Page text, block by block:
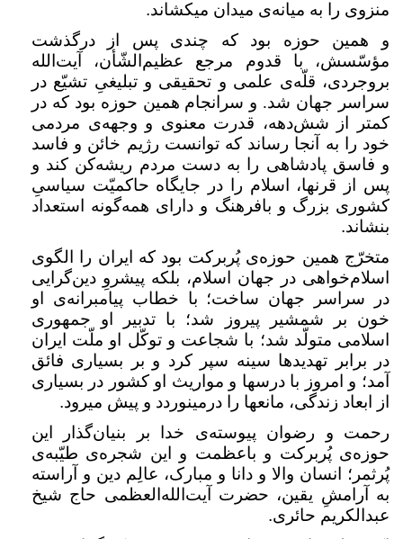
منزوی را به میانه‌ی میدان میکشاند.
و همین حوزه بود که چندی پس از درگذشت
مؤسّسش، با قدوم مرجع عظیم‌الشّأن، آیت‌الله
بروجردی، قلّه‌ی علمی و تحقیقی و تبلیغیِ تشیّع در
سراسر جهان شد. و سرانجام همین حوزه بود که در
کمتر از شش‌دهه، قدرت معنوی و وجهه‌ی مردمی
خود را به آنجا رساند که توانست رژیم خائن و فاسد
و فاسق پادشاهی را به دست مردم ریشه‌کن کند و
پس از قرنها، اسلام را در جایگاه حاکمیّت سیاسیِ
کشوری بزرگ و بافرهنگ و دارای همه‌گونه استعداد
بنشاند.
متخرّج همین حوزه‌ی پُربرکت بود که ایران را الگوی
اسلام‌خواهی در جهان اسلام، بلکه پیشروِ دین‌گرایی
در سراسر جهان ساخت؛ با خطاب پیامبرانه‌ی او
خون بر شمشیر پیروز شد؛ با تدبیر او جمهوری
اسلامی متولّد شد؛ با شجاعت و توکّل او ملّت ایران
در برابر تهدیدها سینه سپر کرد و بر بسیاری فائق
آمد؛ و امروز با درسها و مواریث او کشور در بسیاری
از ابعاد زندگی، مانعها را درمینوردد و پیش میرود.
رحمت و رضوان پیوسته‌ی خدا بر بنیان‌گذار این
حوزه‌ی پُربرکت و باعظمت و این شجره‌ی طیّبه‌ی
پُرثمر؛ انسان والا و دانا و مبارک، عالِم دین و آراسته
به آرامشِ یقین، حضرت آیت‌الله‌العظمی حاج شیخ
عبدالکریم حائری.